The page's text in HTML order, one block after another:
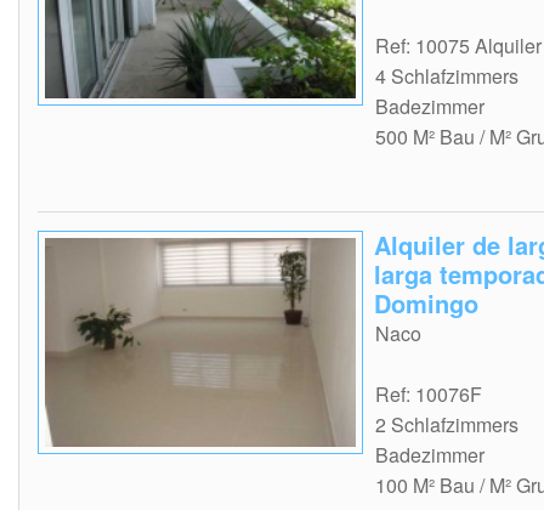
Ref: 10075
4 Schlafzimmers
Badezimmer
500 M² Bau / M²
Alquiler de
larga
Domingo
Naco
Ref: 10076F
2 Schlafzimmers
Badezimmer
100 M² Bau / M²